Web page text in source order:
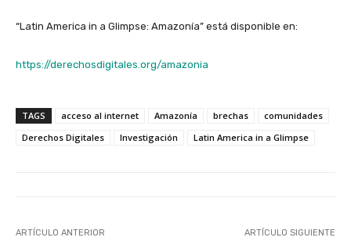
“Latin America in a Glimpse: Amazonía” está disponible en:
https://derechosdigitales.org/amazonia
TAGS acceso al internet Amazonía brechas
comunidades
Derechos Digitales
Investigación Latin America in a Glimpse
ARTÍCULO ANTERIOR ARTÍCULO SIGUIENTE